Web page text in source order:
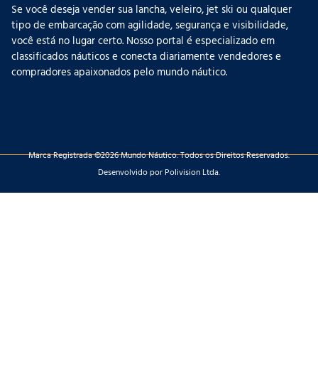
Se você deseja vender sua lancha, veleiro, jet ski ou qualquer
tipo de embarcação com agilidade, segurança e visibilidade,
você está no lugar certo. Nosso portal é especializado em
classificados náuticos e conecta diariamente vendedores e
compradores apaixonados pelo mundo náutico.
Marca Registrada ©2026 Mundo Náutico. Todos os Direitos Reservados.
Desenvolvido por Polivision Ltda.